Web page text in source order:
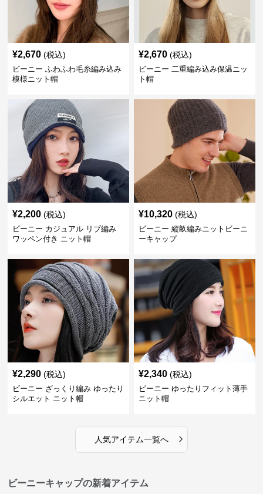
¥2,670 (税込)
ビーニー ふわふわ毛糸編み込み
模様ニット帽
¥2,670 (税込)
ビーニー 二重編み込み保温ニッ
ト帽
¥2,200 (税込)
ビーニー カジュアル リブ編み
ワッペン付き ニット帽
¥10,320 (税込)
ビーニー 縦畝編みニットビーニ
ーキャップ
¥2,290 (税込)
ビーニー ざっくり編み ゆったり
シルエット ニット帽
¥2,340 (税込)
ビーニー ゆったりフィット薄手
ニット帽
人気アイテム一覧へ ›
ビーニーキャップの新着アイテム